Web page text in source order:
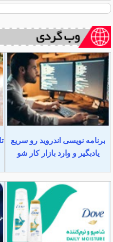
برنامه نویسی اندروید رو سریع
یادبگیر و وارد بازار کار شو